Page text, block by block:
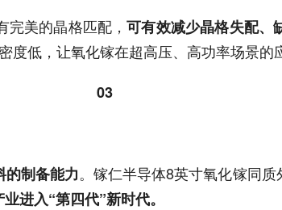
完美的晶格匹配，可有效减少晶格失配、
低，让氧化镓在超高压、高功率场景的
03
的制备能力。镓仁半导体8英寸氧化镓同
进入“第四代”新时代。